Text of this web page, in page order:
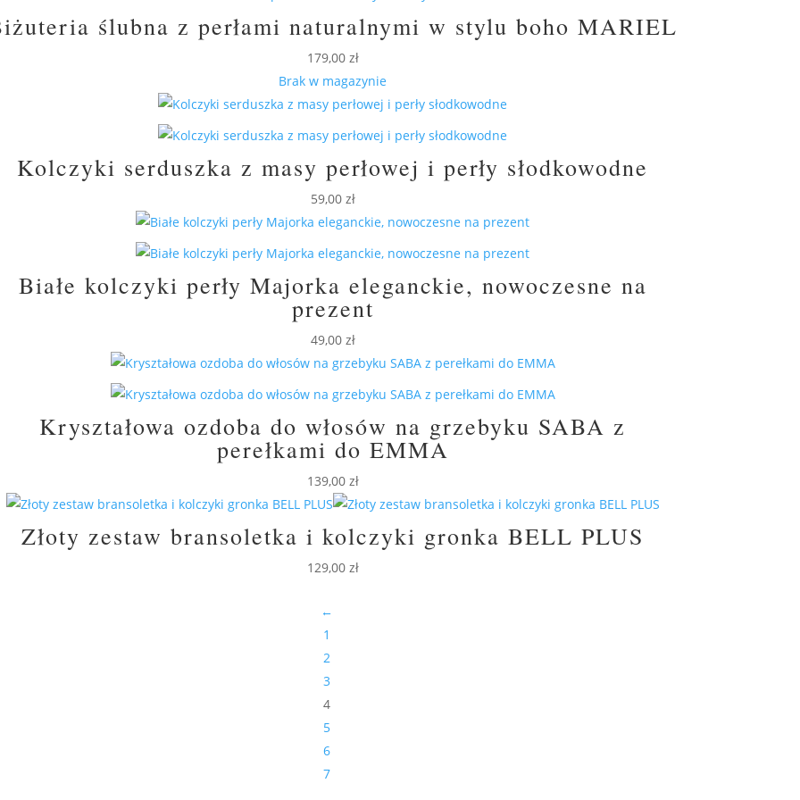
ślubna z perłami naturalnymi w stylu boho MARIEL
179,00 zł
Brak w magazynie
Kolczyki serduszka z masy perłowej i perły słodkowodne
59,00 zł
Białe kolczyki perły Majorka eleganckie, nowoczesne na
prezent
49,00 zł
Kryształowa ozdoba do włosów na grzebyku SABA z
perełkami do EMMA
139,00 zł
Złoty zestaw bransoletka i kolczyki gronka BELL PLUS
129,00 zł
←
1
2
3
4
5
6
7